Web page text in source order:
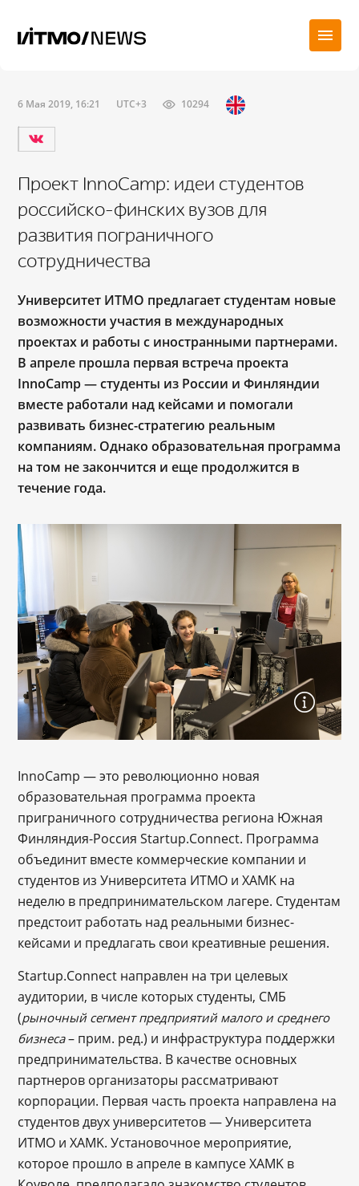
6 Мая 2019, 16:21 UTC+3 10294
Проект InnoCamp: идеи студентов
российско-финских вузов для
развития пограничного
сотрудничества
Университет ИТМО предлагает студентам новые
возможности участия в международных
проектах и работы с иностранными партнерами.
В апреле прошла первая встреча проекта
InnoCamp—студенты из России и Финляндии
вместе работали над кейсами и помогали
развивать бизнес-стратегию реальным
компаниям. Однако образовательная программа
на том не закончится и еще продолжится в
течение года.
InnoCamp — это революционно новая
образовательная программа проекта
приграничного сотрудничества региона Южная
Финляндия-Россия Startup.Connect. Программа
объединит вместе коммерческие компании и
студентов из Университета ИТМО и XAMK на
неделю в предпринимательском лагере. Студентам
предстоит работать над реальными бизнес-
кейсами и предлагать свои креативные решения.
Startup.Connect направлен на три целевых
аудитории, в числе которых студенты, СМБ
(рыночный сегмент предприятий малого и среднего
бизнеса– прим. ред.) и инфраструктура поддержки
предпринимательства. В качестве основных
партнеров организаторы рассматривают
корпорации. Первая часть проекта направлена на
студентов двух университетов — Университета
ИТМО и XAMK. Установочное мероприятие,
которое прошло в апреле в кампусе XAMK в